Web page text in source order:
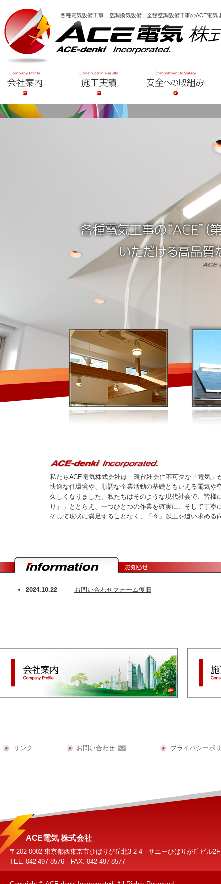
各種電気設備工事、空調換気設備、全館空調設備工事のACE電気
私たちACE電気株式会社は、現代社会に不可欠な「電気
快適な住環境や、順調な企業活動の基礎ともいえる電気
久しくなりました。私たちはそのような現代社会で、皆
り』」ととらえ、一つひとつの作業を確実に、そして丁寧
そして現状に満足することなく、「今」以上を追い求め
2024.10.22 お問い合わせフォーム復旧
リンク お問い合わせ プライバシーポ
ACE電気 株式会社
〒202-0002 東京都西東京市ひばりが丘北3-2-4 サニーひばりが丘ビル2F
TEL. 042-497-8576 FAX. 042-497-8577